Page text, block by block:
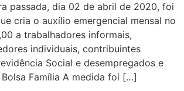
passada, dia 02 de abril de 2020, foi
cria o auxílio emergencial mensal no
a trabalhadores informais,
individuais, contribuintes
Social e desempregados e
Família A medida foi […]